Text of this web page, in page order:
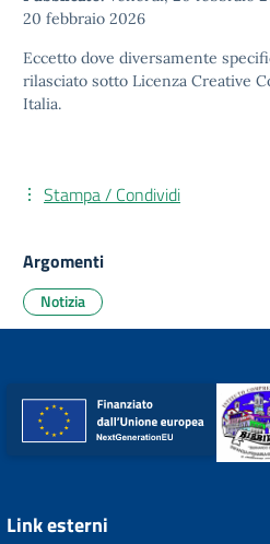
20 febbraio 2026
Eccetto dove diversamente
rilasciato sotto Licenza Creative
Italia.
Stampa / Condividi
Argomenti
Notizia
Link esterni